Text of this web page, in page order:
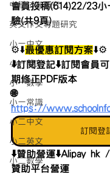
中學試卷研究
英文作文專題研究
小一中文
小一英文
小一數學
小一常識
小二中文
小二英文
小二數學
會員投稿(614)22/23小
驗(共9頁)
⚙️⬇️最優惠訂閱方案⬇️⚙️
⬇️訂閱登記⬇️訂閱會員
期修正PDF版本
🌐
https://
訂閱登
⬇️贊助營運⬇️Alipay hk
贊助平台營運